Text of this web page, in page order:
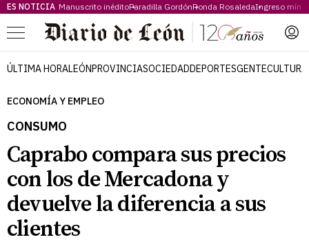
ES NOTICIA Manuscrito inéditoParadilla GordónRonda RosaledaIngreso
Menú
ÚLTIMA HORALEÓNPROVINCIASOCIEDADDEPORTESGENTECULTURA
ECONOMÍA Y EMPLEO
CONSUMO
Caprabo compara sus precios
con los de Mercadona y
devuelve la diferencia a sus
clientes